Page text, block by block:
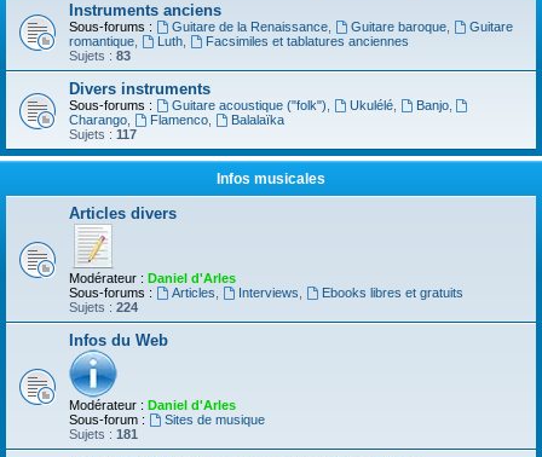
Instruments anciens
Sous-forums : Guitare de la Renaissance, Guitare baroque,
Guitare
romantique
Luth,
Facsimiles et tablatures anciennes
Sujets : 83
Divers instruments
Sous-forums : Guitare acoustique ("folk") Ukulélé, Banjo,
Charango
Flamenco,
Balalaïka
Sujets : 117
Infos musicales
Articles divers
Modérateur : Daniel d'Arles
Sous-forums :
Articles Interviews
Ebooks libres et gratuits
Sujets : 224
Infos du Web
Modérateur : Daniel d'Arles
Sous-forum :
Sites de musique
Sujets : 181